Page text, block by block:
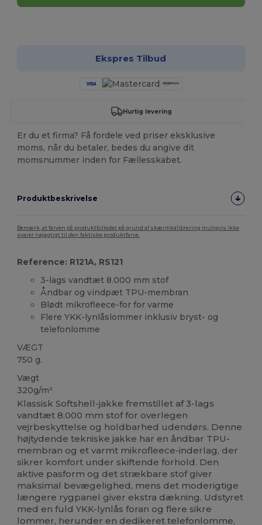
Ekspres Tilbud
Hurtig levering
Er du et firma? Få fordele ved priser eksklusive
moms, når du betaler, bedes du angive dit
momsnummer inden for Fællesskabet.
Produktbeskrivelse
Bemærk, at farven på produktbilledet på grund af skærmkalibrering muligvis ikke
svarer nøjagtigt til den faktiske produktfarve.
Reference: R121A, RS121
3-lags vandtæt 8.000 mm stof
Åndbar og vindpæt TPU-membran
Blødt mikrofleece-for for varme
Flere YKK-lynlåslommer inklusiv bryst- og
telefonlomme
VÆGT
750 g.
Vægt
320g/m²
Klassisk Softshell-jakke fremstillet af 3-lags
vandtæt 8.000 mm stof for overlegen
vejrbeskyttelse og holdbarhed udendørs. Denne
højtydende tekniske jakke har en åndbar TPU-
membran og et varmt mikrofleece-inderlag, der
sikrer komfort under skiftende forhold. Den
aktive pasform og det strækbare stof giver
maksimal bevægelighed, mens det moderigtige
længere rygpanel giver ekstra dækning. Udstyret
med en fuld YKK-lynlås foran og flere sikre
lommer, herunder en dedikeret telefonlomme,